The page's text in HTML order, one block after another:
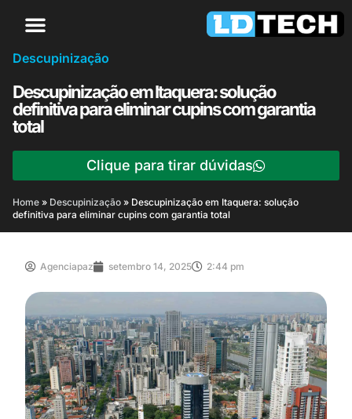
Descupinização
Descupinização em Itaquera: solução
definitiva para eliminar cupins com garantia
total
Clique para tirar dúvidas
Home » Descupinização » Descupinização em Itaquera: solução
definitiva para eliminar cupins com garantia total
Agenciapaz setembro 14, 2025 2:44 pm